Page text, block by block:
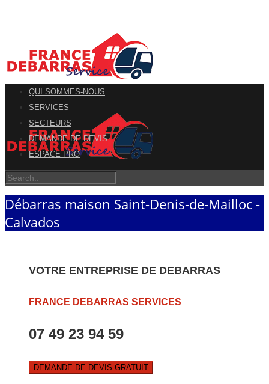
QUI SOMMES-NOUS
SERVICES
SECTEURS
DEMANDE DE DEVIS
ESPACE PRO
Débarras maison Saint-Denis-de-Mailloc -
Calvados
VOTRE ENTREPRISE DE DEBARRAS
FRANCE DEBARRAS SERVICES
07 49 23 94 59
DEMANDE DE DEVIS GRATUIT